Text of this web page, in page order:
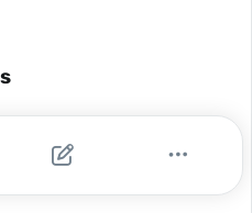
encontrada